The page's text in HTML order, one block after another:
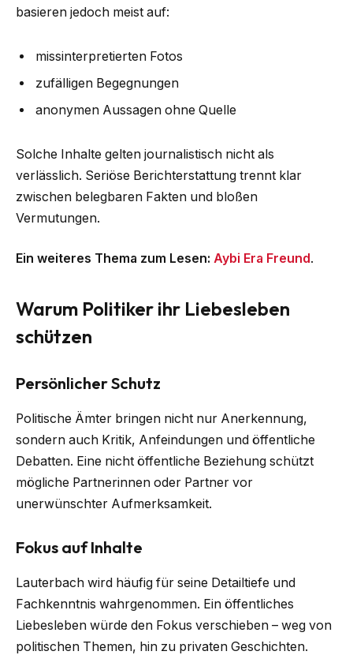
basieren jedoch meist auf:
missinterpretierten Fotos
zufälligen Begegnungen
anonymen Aussagen ohne Quelle
Solche Inhalte gelten journalistisch nicht als
verlässlich. Seriöse Berichterstattung trennt klar
zwischen belegbaren Fakten und bloßen
Vermutungen.
Ein weiteres Thema zum Lesen: Aybi Era Freund .
Warum Politiker ihr Liebesleben
schützen
Persönlicher Schutz
Politische Ämter bringen nicht nur Anerkennung,
sondern auch Kritik, Anfeindungen und öffentliche
Debatten. Eine nicht öffentliche Beziehung schützt
mögliche Partnerinnen oder Partner vor
unerwünschter Aufmerksamkeit.
Fokus auf Inhalte
Lauterbach wird häufig für seine Detailtiefe und
Fachkenntnis wahrgenommen. Ein öffentliches
Liebesleben würde den Fokus verschieben – weg von
politischen Themen, hin zu privaten Geschichten.